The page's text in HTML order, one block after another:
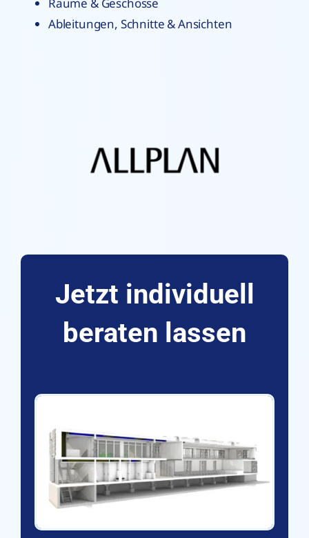
Ableitungen, Schnitte & Ansichten
Jetzt individuell
beraten lassen